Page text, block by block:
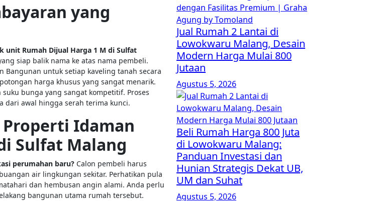
yang
Rumah Dijual Harga 1 M di Sulfat
siap balik nama ke atas nama pembeli.
untuk setiap kaveling tanah secara
harga khusus yang sangat menarik.
bunga yang sangat kompetitif. Proses
dari awal hingga serah terima kunci.
Idaman
Sulfat Malang
perumahan baru? Calon pembeli harus
air lingkungan sekitar. Perhatikan pula
dan hembusan angin alami. Anda perlu
bangunan utama rumah tersebut.
Jual Rumah 2 Lantai di
Lowokwaru Malang, Desain
Modern Harga Mulai 800
Jutaan
Agustus 5, 2026
Beli Rumah Harga 800 Juta
di Lowokwaru Malang:
Panduan Investasi dan
Hunian Strategis Dekat UB,
UM dan Suhat
Agustus 5, 2026